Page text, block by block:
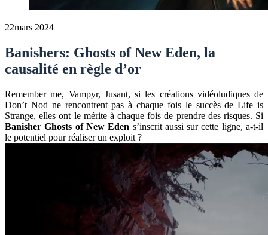
22mars 2024
Banishers: Ghosts of New Eden, la
causalité en règle d’or
Remember me, Vampyr, Jusant, si les créations vidéoludiques de
Don’t Nod ne rencontrent pas à chaque fois le succès de Life is
Strange, elles ont le mérite à chaque fois de prendre des risques. Si
Banisher Ghosts of New Eden s’inscrit aussi sur cette ligne, a-t-il
le potentiel pour réaliser un exploit ?